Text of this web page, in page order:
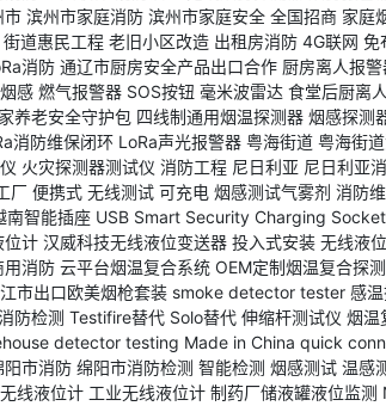
市 滨州市家庭消防 滨州市家庭安全 全国招商 家庭
街道惠民工程 老旧小区改造 出租房消防 4G联网 免
消防 通辽市厨房安全产品出口合作 厨房离人报警
感 燃气报警器 SOS按钮 毫米波雷达 食堂后厨离
养老安全守护包 四线制通用烟温探测器 烟感探测
消防维保闭环 LoRa声光报警器 粤海街道 粤海街
火灾探测器测试仪 消防工程 尼日利亚 尼日利亚
厂 便携式 无线测试 可充电 烟感测试气雾剂 消防
南智能插座 USB Smart Security Charging Socket
位计 汉威科技无线液位变送器 投入式安装 无线液
用消防 云平台烟温复合系统 OEM定制烟温复合探测
市出口欧美烟枪套装 smoke detector tester 感
防检测 Testifire替代 Solo替代 伸缩杆测试仪 烟温
detector testing Made in China quick
阳市消防 绵阳市消防检测 智能检测 烟感测试 温感
线液位计 工业无线液位计 制药厂储液罐液位监测